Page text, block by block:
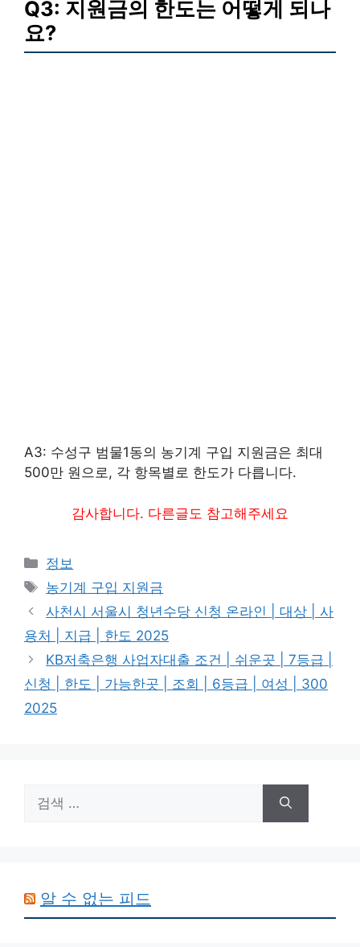
Q3: 지원금의 한도는 어떻게 되나
요?
A3: 수성구 범물1동의 농기계 구입 지원금은 최대
500만 원으로, 각 항목별로 한도가 다릅니다.
감사합니다. 다른글도 참고해주세요
카
테
고
리
정보
태
그
농기계 구입 지원금
사천시 서울시 청년수당 신청 온라인 | 대상 | 사
용처 | 지급 | 한도 2025
KB저축은행 사업자대출 조건 | 쉬운곳 | 7등급 |
신청 | 한도 | 가능한곳 | 조회 | 6등급 | 여성 | 300
2025
색:
알 수 없는 피드